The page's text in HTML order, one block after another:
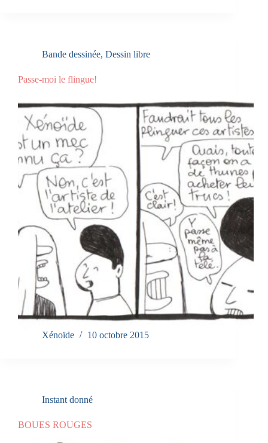
Bande dessinée, Dessin libre
Passe-moi le flingue!
Xénoïde 10 octobre 2015
Instant donné
BOUES ROUGES